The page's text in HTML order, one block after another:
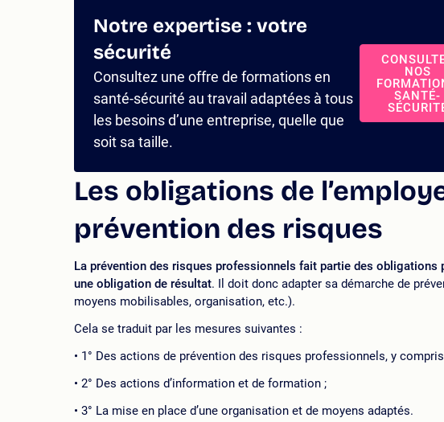
Notre expertise : votre
sécurité
Consultez une offre de formations en
santé-sécurité au travail adaptées à tous
les besoins d’une entreprise, quelle que
soit sa taille.
NOS
SANTÉ-
Les obligations de
prévention des risques
La prévention des risques professionnels fait partie des obligations
une obligation de résultat. Il doit donc adapter sa démarche de
moyens mobilisables, organisation, etc.).
Cela se traduit par les mesures suivantes :
1° Des actions de prévention des risques professionnels, y
2° Des actions d’information et de formation ;
3° La mise en place d’une organisation et de moyens adaptés.